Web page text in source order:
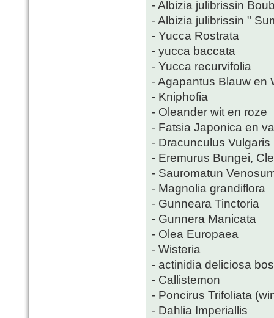
- Albizia julibrissin
- Albizia julibrissin "
- Yucca Rostrata
- yucca baccata
- Yucca recurvifolia
- Agapantus Blauw en
- Kniphofia
- Oleander wit en roze
- Fatsia Japonica en
- Dracunculus Vulgaris
- Eremurus Bungei,
- Sauromatun
- Magnolia grandiflora
- Gunneara Tinctoria
- Gunnera Manicata
- Olea Europaea
- Wisteria
- actinidia deliciosa
- Callistemon
- Poncirus Trifoliata
- Dahlia Imperiallis